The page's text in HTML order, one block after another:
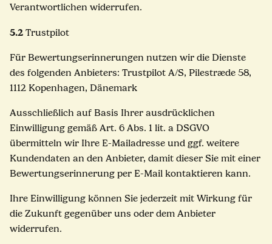
Verantwortlichen widerrufen.
5.2 Trustpilot
Für Bewertungserinnerungen nutzen wir die Dienste
des folgenden Anbieters: Trustpilot A/S, Pilestræde 58,
1112 Kopenhagen, Dänemark
Ausschließlich auf Basis Ihrer ausdrücklichen
Einwilligung gemäß Art. 6 Abs. 1 lit. a DSGVO
übermitteln wir Ihre E-Mailadresse und ggf. weitere
Kundendaten an den Anbieter, damit dieser Sie mit einer
Bewertungserinnerung per E-Mail kontaktieren kann.
Ihre Einwilligung können Sie jederzeit mit Wirkung für
die Zukunft gegenüber uns oder dem Anbieter
widerrufen.